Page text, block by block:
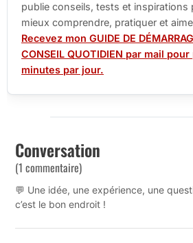
publie conseils, tests et inspirations
mieux comprendre, pratiquer et
Recevez mon GUIDE DE
CONSEIL QUOTIDIEN par mail
minutes par jour.
Conversation
(1 commentaire)
💬 Une idée, une expérience, une
c’est le bon endroit !